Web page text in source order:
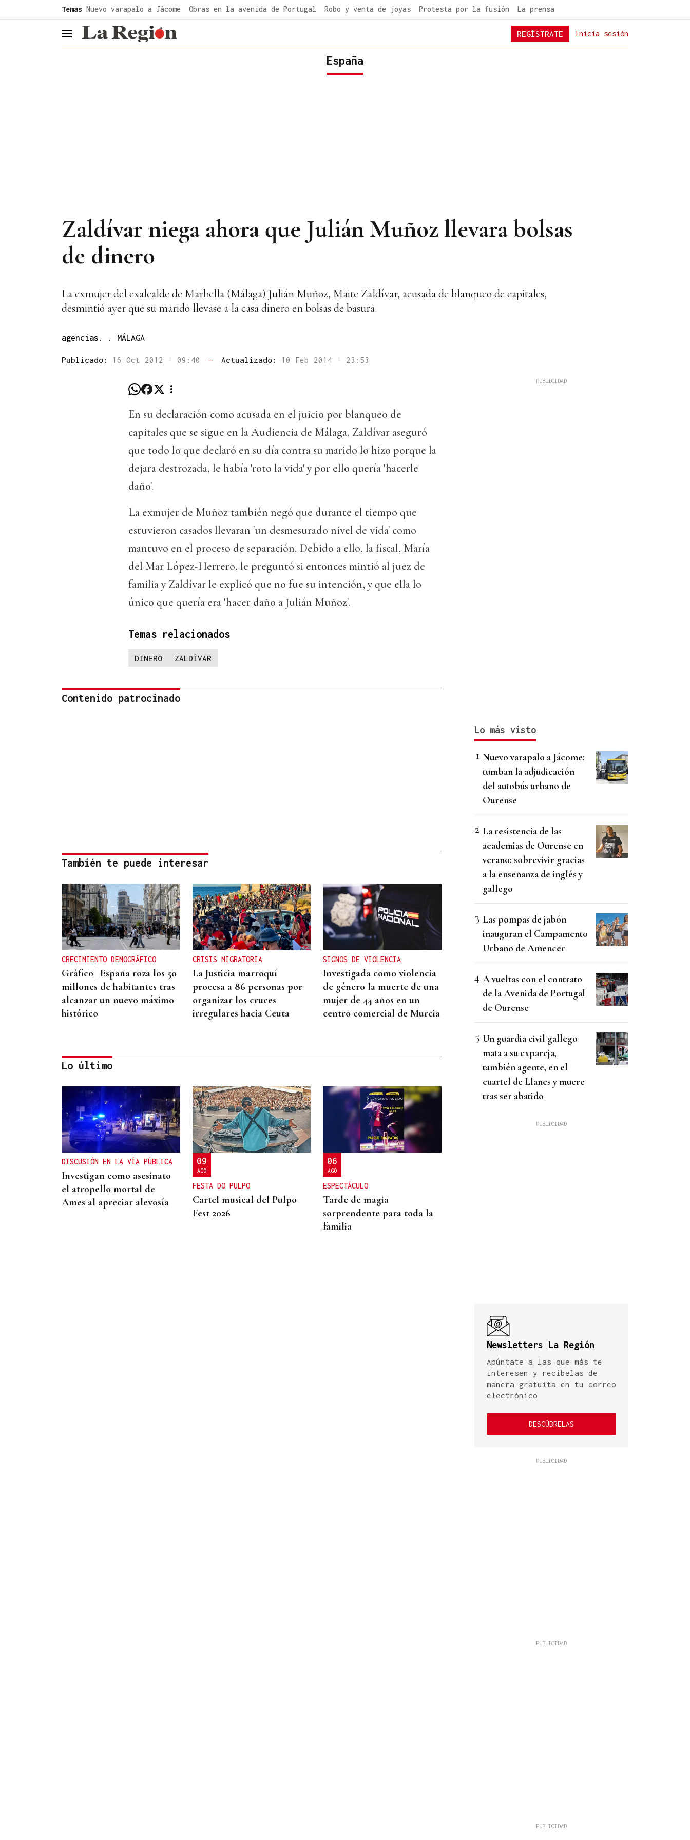
Temas Nuevo varapalo a Jácome Obras en la avenida de Portugal Robo y venta de joyas Protesta por la fusión La prensa
header.menu.open Inicia sesión
REGÍSTRATE
España
Zaldívar niega ahora que Julián Muñoz llevara bolsas
de dinero
La exmujer del exalcalde de Marbella (Málaga) Julián Muñoz, Maite Zaldívar, acusada de blanqueo de capitales,
desmintió ayer que su marido llevase a la casa dinero en bolsas de basura.
agencias. . MÁLAGA
Publicado: 16 Oct 2012 - 09:40 — Actualizado: 10 Feb 2014 - 23:53
En su declaración como acusada en el juicio por blanqueo de
capitales que se sigue en la Audiencia de Málaga, Zaldívar aseguró
que todo lo que declaró en su día contra su marido lo hizo porque la
dejara destrozada, le había 'roto la vida' y por ello quería 'hacerle
daño'.
La exmujer de Muñoz también negó que durante el tiempo que
estuvieron casados llevaran 'un desmesurado nivel de vida' como
mantuvo en el proceso de separación. Debido a ello, la fiscal, María
del Mar López-Herrero, le preguntó si entonces mintió al juez de
familia y Zaldívar le explicó que no fue su intención, y que ella lo
único que quería era 'hacer daño a Julián Muñoz'.
Temas relacionados
DINERO ZALDÍVAR
Contenido patrocinado
También te puede interesar
CRECIMIENTO DEMOGRÁFICO
Gráfico | España roza los 50
millones de habitantes tras
alcanzar un nuevo máximo
histórico
CRISIS MIGRATORIA
La Justicia marroquí
procesa a 86 personas por
organizar los cruces
irregulares hacia Ceuta
SIGNOS DE VIOLENCIA
Investigada como violencia
de género la muerte de una
mujer de 44 años en un
centro comercial de Murcia
"CAPACIDAD CRÍTICA"
El reparto de menores de
Ceuta abre una crisis entre
Gobierno y comunidades
Lo último
DISCUSIÓN EN LA VÍA PÚBLICA
Investigan como asesinato
el atropello mortal de
Ames al apreciar alevosía
09
AGO
FESTA DO PULPO
Cartel musical del Pulpo
Fest 2026
06
AGO
ESPECTÁCULO
Tarde de magia
sorprendente para toda la
familia
Lo más visto
Nuevo varapalo a Jácome:
tumban la adjudicación
del autobús urbano de
Ourense
La resistencia de las
academias de Ourense en
verano: sobrevivir gracias
a la enseñanza de inglés y
gallego
Las pompas de jabón
inauguran el Campamento
Urbano de Amencer
A vueltas con el contrato
de la Avenida de Portugal
de Ourense
Un guardia civil gallego
mata a su expareja,
también agente, en el
cuartel de Llanes y muere
tras ser abatido
Newsletters La Región
Apúntate a las que más te
interesen y recíbelas de
manera gratuita en tu correo
electrónico
DESCÚBRELAS